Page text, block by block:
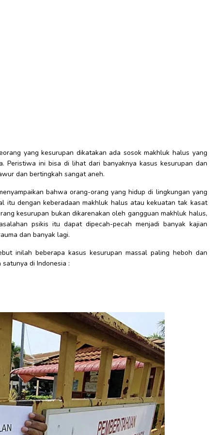
yang kesurupan dikatakan ada sosok makhluk halus yang
Peristiwa ini bisa di lihat dari banyaknya kasus kesurupan dan
dan bertingkah sangat aneh.
bahwa orang-orang yang hidup di lingkungan yang
itu dengan keberadaan makhluk halus atau kekuatan tak kasat
kesurupan bukan dikarenakan oleh gangguan makhluk halus,
psikis itu dapat dipecah-pecah menjadi banyak kajian
dan banyak lagi.
inilah beberapa kasus kesurupan massal paling heboh dan
di Indonesia :